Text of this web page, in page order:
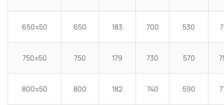
650±50 650 183 700 530
750±50 750 179 730 570
800±50 800 182 740 590